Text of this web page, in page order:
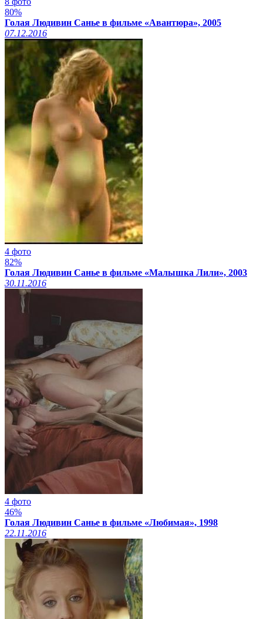
80%
Голая Людивин Санье в фильме «Авантюра», 2005
07.12.2016
4 фото
82%
Голая Людивин Санье в фильме «Малышка Лили», 2003
30.11.2016
4 фото
46%
Голая Людивин Санье в фильме «Любимая», 1998
22.11.2016